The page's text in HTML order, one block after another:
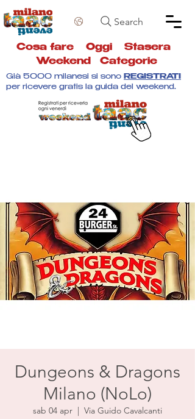
Search
Cosa fare Oggi Stasera
Weekend
Categorie
Già 5000 milanesi si sono REGISTRATI
per ricevere gratis la guida del weekend.
Dungeons & Dragons
Milano (NoLo)
sab 04 apr
  |
Via Guido Cavalcanti